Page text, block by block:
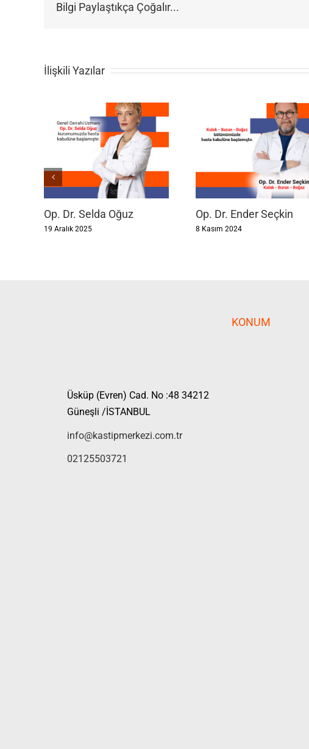
Bilgi Paylaştıkça Çoğalır...
İlişkili Yazılar
Op. Dr. Selda Oğuz
19 Aralık 2025
Op. Dr. Ender Seçkin
8 Kasım 2024
Üsküp (Evren) Cad. No :48 34212
Güneşli /İSTANBUL
info@kastipmerkezi.com.tr
02125503721
KONUM